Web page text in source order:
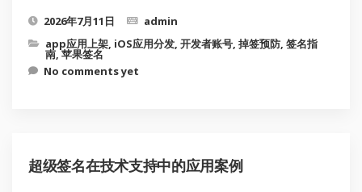
2026年7月11日
admin
app应用上架, iOS应用分发, 开发者账号, 掉签预防, 签名指
南,苹果签名
No comments yet
超级签名在技术支持中的应用案例